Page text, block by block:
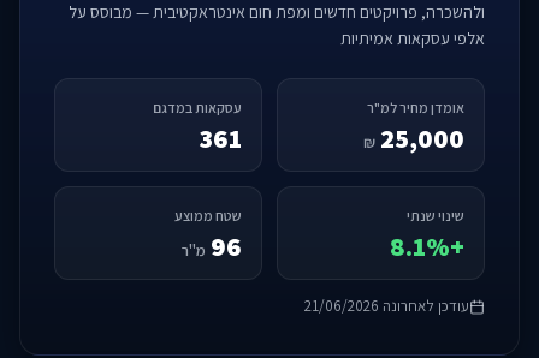
ולהשכרה, פרויקטים חדשים ומפת חום אינטראקטיבית — מבוסס על
אלפי עסקאות אמיתיות
אומדן מחיר למ"ר
25,000
₪
עסקאות במדגם
361
שינוי שנתי
+8.1%
שטח ממוצע
96 מ"ר
עודכן לאחרונה 21/06/2026